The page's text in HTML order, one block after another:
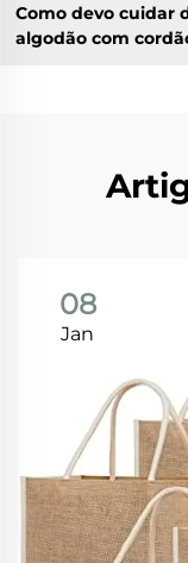
Como devo cuidar
algodão com
08
Jan